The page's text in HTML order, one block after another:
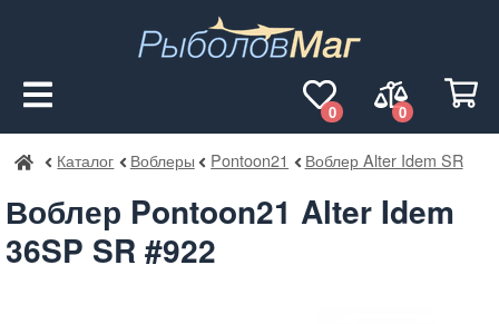
0
0
РыболовМаг
Каталог Воблеры Pontoon21 Воблер Alter Idem SR
Воблер Pontoon21 Alter Idem
36SP SR #922